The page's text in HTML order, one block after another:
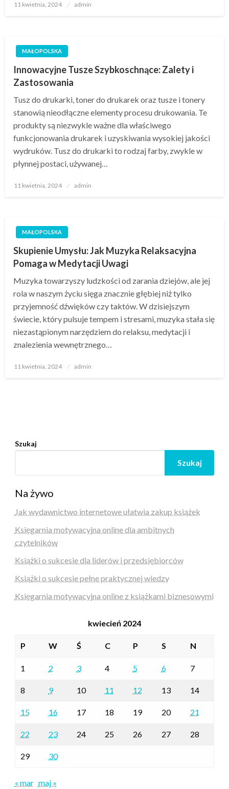
Opublikowane
11 kwietnia, 2024 admin
MAŁOPOLSKA
Innowacyjne Tusze Szybkoschnące: Zalety i
Zastosowania
Tusz do drukarki, toner do drukarek oraz tusze i tonery
stanowią nieodłączne elementy procesu drukowania. Te
produkty są niezwykle ważne dla właściwego
funkcjonowania drukarek i uzyskiwania wysokiej jakości
wydruków. Tusz do drukarki to rodzaj farby, zwykle w
płynnej postaci, używanej…
Opublikowane
11 kwietnia, 2024 admin
MAŁOPOLSKA
Skupienie Umysłu: Jak Muzyka Relaksacyjna
Pomaga w Medytacji Uwagi
Muzyka towarzyszy ludzkości od zarania dziejów, ale jej
rola w naszym życiu sięga znacznie głębiej niż tylko
przyjemność dźwięków czy taktów. W dzisiejszym
świecie, który pulsuje tempem i stresami, muzyka stała się
niezastąpionym narzędziem do relaksu, medytacji i
znalezienia wewnętrznego…
Opublikowane
11 kwietnia, 2024 admin
Szukaj
Szukaj
Na żywo
Jak wydawnictwo internetowe ułatwia zakup książek
Księgarnia motywacyjna online dla ambitnych
czytelników
Książki o sukcesie dla liderów i przedsiębiorców
Książki o sukcesie pełne praktycznej wiedzy
Księgarnia motywacyjna online z książkami biznesowymi
kwiecień 2024
P W Ś C P S N
1 2 3 4 5 6 7
8 9 10 11 12 13 14
15 16 17 18 19 20 21
22 23 24 25 26 27 28
29 30
« mar maj »